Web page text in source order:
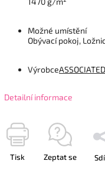
Možné umístění
Obývací pokoj,
Výrobce
Detailní informace
Tisk Zeptat se